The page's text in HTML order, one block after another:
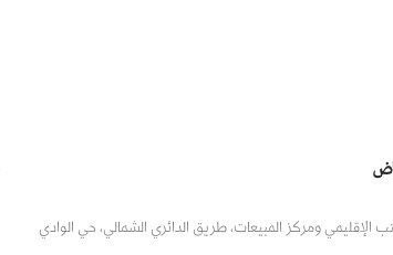
الإقليمي ومركز المبيعات، طريق الدائري الشمالي، حي الوادي